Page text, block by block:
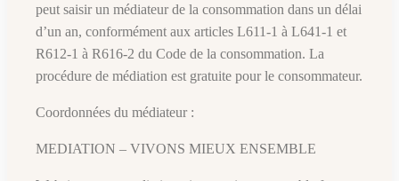
peut saisir un médiateur de la consommation dans un délai
d’un an, conformément aux articles L611-1 à L641-1 et
R612-1 à R616-2 du Code de la consommation. La
procédure de médiation est gratuite pour le consommateur.
Coordonnées du médiateur :
MEDIATION – VIVONS MIEUX ENSEMBLE